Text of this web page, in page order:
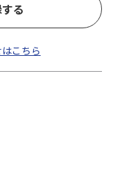
る
こちら